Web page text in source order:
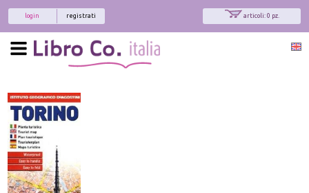
articoli: 0 pz.
registrati
login